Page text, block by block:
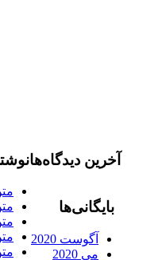
نوشته‌های
متن آهنگ
متن آهنگ
متن آهنگ
متن آهنگ
متن آهنگ
دیدگاه‌ها
آگوست 2020